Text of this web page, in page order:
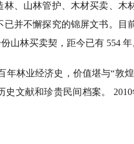
、山林管护、木材买卖、木
并不懈探究的锦屏文书。目
山林买卖契，距今已有 554 年
林业经济史，价值堪与“敦煌
文献和珍贵民间档案。